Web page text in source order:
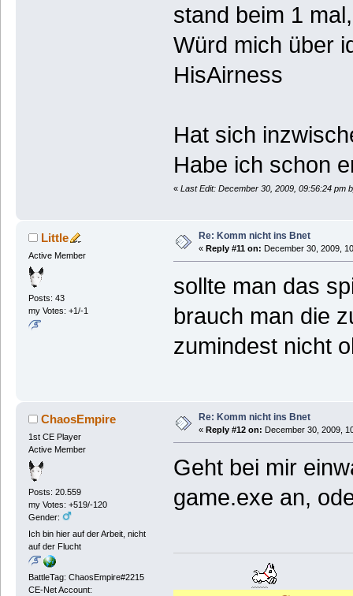
stand beim 1
Würd mich über
HisAirness
Hat sich
Habe ich schon
« Last Edit: December 30, 2009, 09:56:24 pm
Little
Active Member
Posts: 43
my Votes: +1/-1
Re: Komm nicht ins Bnet
« Reply #11 on: December 30, 2009,
sollte man das
brauch man die
zumindest nicht
ChaosEmpire
1st CE Player
Active Member
Posts: 20.559
my Votes: +519/-120
Gender:
Ich bin hier auf der Arbeit, nicht
auf der Flucht
BattleTag: ChaosEmpire#2215
CE-Net Account:
Re: Komm nicht ins Bnet
« Reply #12 on: December 30, 2009,
Geht bei mir
game.exe an,